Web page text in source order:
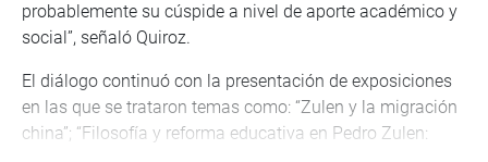
probablemente su cúspide a nivel de aporte académico y
social”, señaló Quiroz.
El diálogo continuó con la presentación de exposiciones
en las que se trataron temas como: “Zulen y la migración
china”; “Filosofía y reforma educativa en Pedro Zulen: